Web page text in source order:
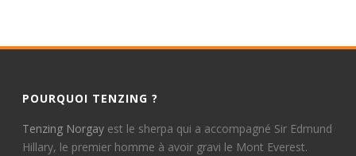
POURQUOI TENZING ?
Tenzing Norgay est le sherpa qui a accompagné Sir Edmund
Hillary, le premier homme à avoir gravi le Mont Everest.